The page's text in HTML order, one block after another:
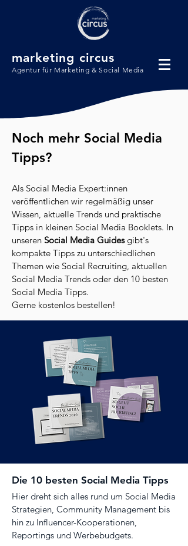
marketing circus
Agentur für Marketing & Social Media
Noch mehr Social Media
Tipps?
Als Social Media Expert:innen
veröffentlichen wir regelmäßig unser
Wissen, aktuelle Trends und praktische
Tipps in kleinen Social Media Booklets. In
unseren Social Media Guidesgibt's
kompakte Tipps zu unterschiedlichen
Themen wie Social Recruiting, aktuellen
Social Media Trends oder den 10 besten
Social Media Tipps.
Gerne kostenlos bestellen!
Die 10 besten Social Media Tipps
Hier dreht sich alles rund um Social Media
Strategien, Community Management bis
hin zu Influencer-Kooperationen,
Reportings und Werbebudgets.